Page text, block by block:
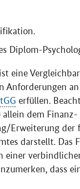
Diplom-
eine
Anforderungen
erfüllen.
allein dem Finanz-
Erweiterung der
darstellt. Das
einer
dass